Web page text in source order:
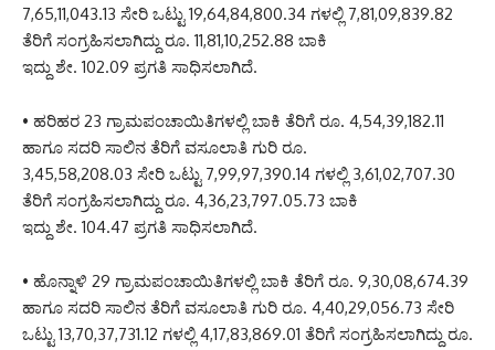
7,65,11,043.13 ಸೇರಿ ಒಟ್ಟು 19,64,84,800.34 ಗಳಲ್ಲಿ 7,81,09,839.82
ತೆರಿಗೆ ಸಂಗ್ರಹಿಸಲಾಗಿದ್ದು ರೂ. 11,81,10,252.88 ಬಾಕಿ
ಇದ್ದು ಶೇ. 102.09 ಪ್ರಗತಿ ಸಾಧಿಸಲಾಗಿದೆ.
• ಹರಿಹರ 23 ಗ್ರಾಮಪಂಚಾಯಿತಿಗಳಲ್ಲಿ ಬಾಕಿ ತೆರಿಗೆ ರೂ. 4,54,39,182.11
ಹಾಗೂ ಸದರಿ ಸಾಲಿನ ತೆರಿಗೆ ವಸೂಲಾತಿ ಗುರಿ ರೂ.
3,45,58,208.03 ಸೇರಿ ಒಟ್ಟು 7,99,97,390.14 ಗಳಲ್ಲಿ 3,61,02,707.30
ತೆರಿಗೆ ಸಂಗ್ರಹಿಸಲಾಗಿದ್ದು ರೂ. 4,36,23,797.05.73 ಬಾಕಿ
ಇದ್ದು ಶೇ. 104.47 ಪ್ರಗತಿ ಸಾಧಿಸಲಾಗಿದೆ.
• ಹೊನ್ನಾಳಿ 29 ಗ್ರಾಮಪಂಚಾಯಿತಿಗಳಲ್ಲಿ ಬಾಕಿ ತೆರಿಗೆ ರೂ. 9,30,08,674.39
ಹಾಗೂ ಸದರಿ ಸಾಲಿನ ತೆರಿಗೆ ವಸೂಲಾತಿ ಗುರಿ ರೂ. 4,40,29,056.73 ಸೇರಿ
ಒಟ್ಟು 13,70,37,731.12 ಗಳಲ್ಲಿ 4,17,83,869.01 ತೆರಿಗೆ ಸಂಗ್ರಹಿಸಲಾಗಿದ್ದು ರೂ.